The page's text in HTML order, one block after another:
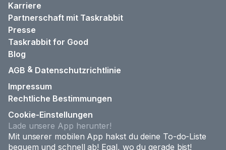
Karriere
Partnerschaft mit Taskrabbit
Presse
Taskrabbit for Good
Blog
AGB & Datenschutzrichtlinie
Impressum
Rechtliche Bestimmungen
Cookie-Einstellungen
Lade unsere App herunter!
Mit unserer mobilen App hakst du deine To-do-Liste
bequem und schnell ab! Egal, wo du gerade bist!